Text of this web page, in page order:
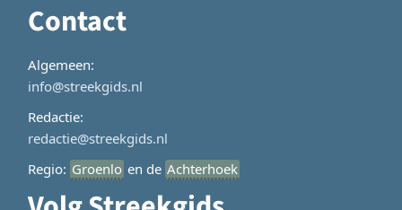
Contact
Algemeen:
info@streekgids.nl
Redactie:
redactie@streekgids.nl
Regio: Groenlo en de Achterhoek